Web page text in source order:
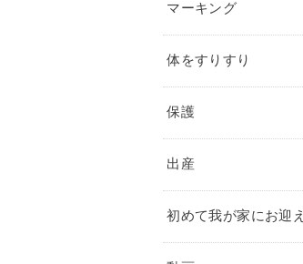
マーキング
体をすりすり
保護
出産
初めて我が家にお迎え